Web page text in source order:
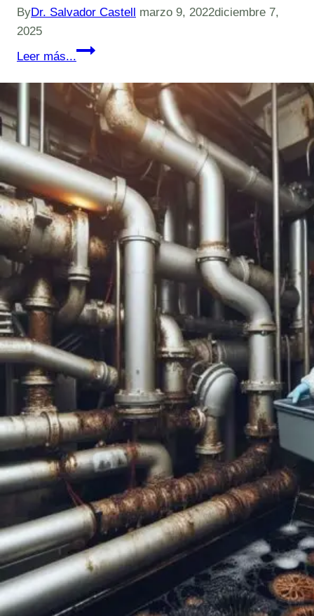
ByDr. Salvador Castell marzo 9, 2022diciembre 7,
2025
Leer más...
CIENCIA
Cannabis